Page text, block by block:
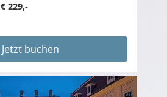
€ 229,-
Jetzt buchen